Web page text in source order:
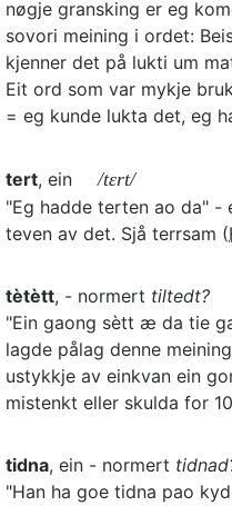
nøgje gransking er eg
sovori meining i ordet:
kjenner det på lukti um
Eit ord som var mykje
= eg kunde lukta det, eg
tert, ein
/tɛrt/
"Eg hadde terten ao da" -
teven av det. Sjå terrsam (
tètètt, - normert tiltedt?
"Ein gaong sètt æ da tie
lagde pålag denne
ustykkje av einkvan ein
mistenkt eller skulda for
tidna, ein - normert
"Han ha goe tidna pao